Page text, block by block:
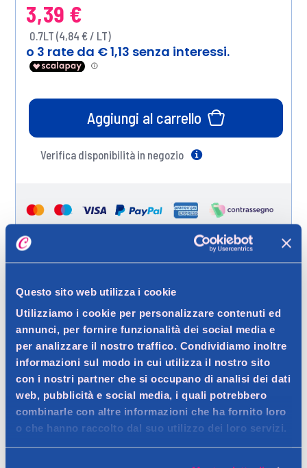
Questo sito web utilizza i cookie
Utilizziamo i cookie per personalizzare contenuti ed
annunci, per fornire funzionalità dei social media e
per analizzare il nostro traffico. Condividiamo inoltre
informazioni sul modo in cui utilizza il nostro sito
con i nostri partner che si occupano di analisi dei dati
web, pubblicità e social media, i quali potrebbero
combinarle con altre informazioni che ha fornito loro
o che hanno raccolto dal suo utilizzo dei loro servizi.
3,39 €
0.7LT (4,84 € / LT)
Aggiungi al carrello
Verifica disponibilità in negozio
Dettagli prodotto
Descrizione